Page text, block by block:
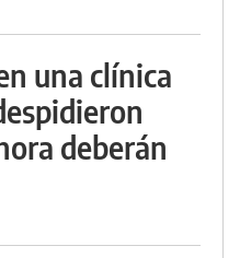
una clínica
deberán